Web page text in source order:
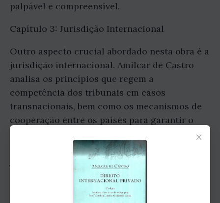
palpável e compreensível.
Capítulo 3: Jurisdição Internacional
Outro aspecto crucial abordado nesta obra é a
jurisdição internacional. Amilcar de Castro
analisa os princípios que regem a
competência dos tribunais em casos
transnacionais, bem como os mecanismos de
cooperação entre os países para garantir o
cumprimento das decisões judiciais. O autor
explora também as diferenças entre a
jurisdição civil e penal, fornecendo uma visão
completa do sistema jurídico global.
Capítulo 4: Reconhecimento e Execução de
×